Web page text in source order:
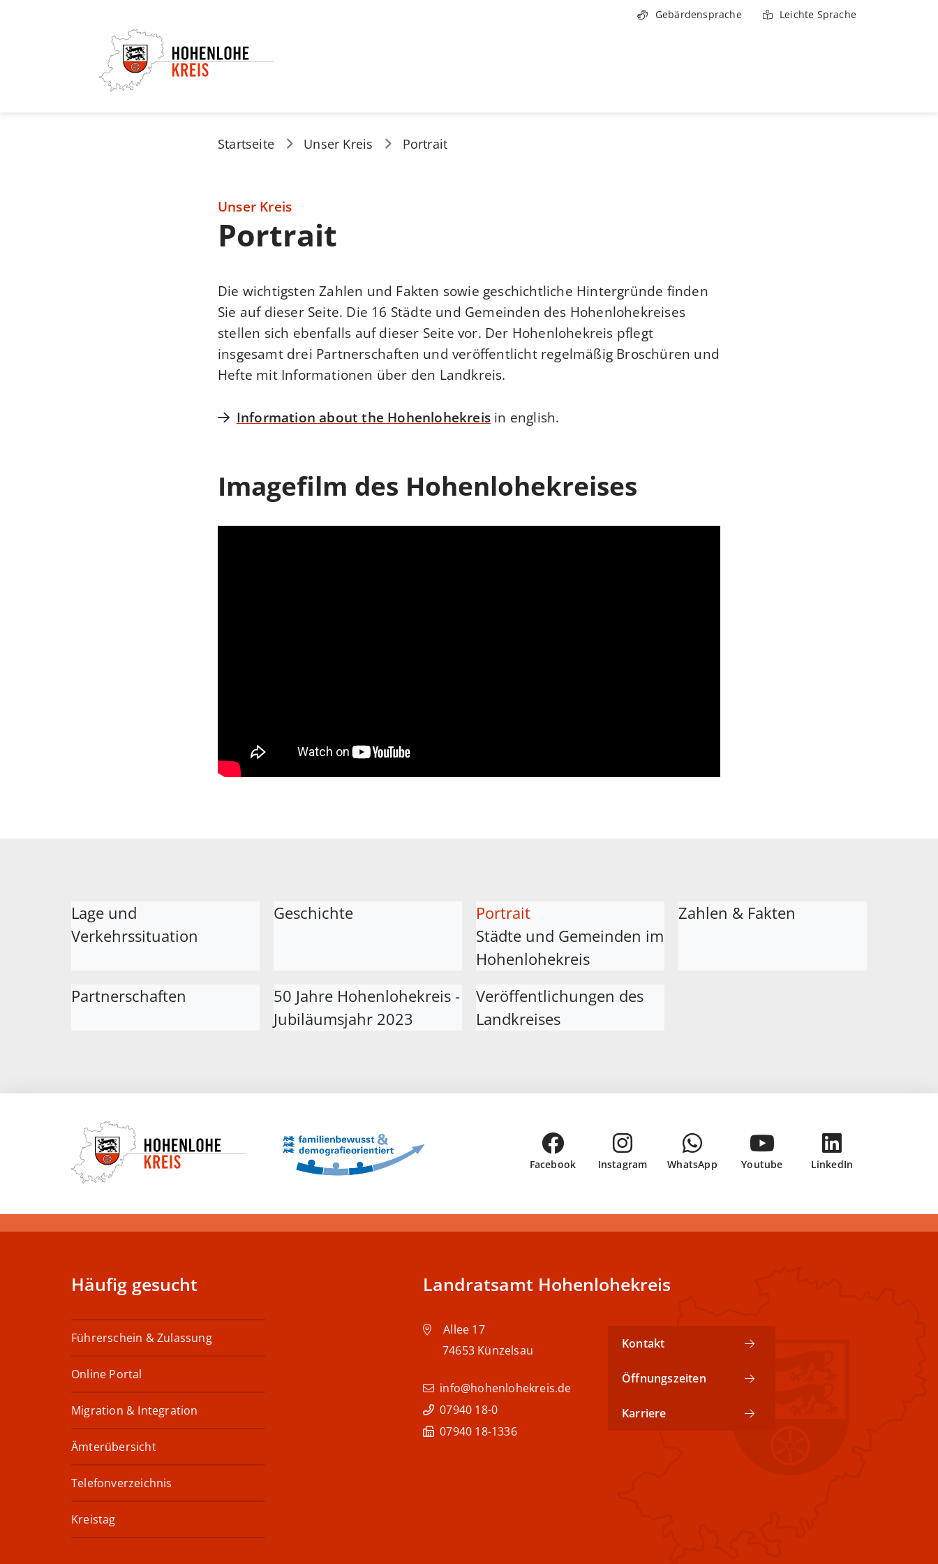
Gebärdensprache Leichte Sprache
Startseite Unser Kreis Portrait
Unser Kreis
Portrait
Die wichtigsten Zahlen und Fakten sowie geschichtliche Hintergründe finden
Sie auf dieser Seite. Die 16 Städte und Gemeinden des Hohenlohekreises
stellen sich ebenfalls auf dieser Seite vor. Der Hohenlohekreis pflegt
insgesamt drei Partnerschaften und veröffentlicht regelmäßig Broschüren und
Hefte mit Informationen über den Landkreis.
Information about the Hohenlohekreis in english.
Imagefilm des Hohenlohekreises
Lage und
Verkehrssituation
Geschichte
Portrait
Städte und Gemeinden im
Hohenlohekreis
Zahlen & Fakten
Partnerschaften
50 Jahre Hohenlohekreis -
Jubiläumsjahr 2023
Veröffentlichungen des
Landkreises
Facebook Instagram WhatsApp Youtube LinkedIn
Häufig gesucht
Führerschein & Zulassung
Online Portal
Migration & Integration
Ämterübersicht
Telefonverzeichnis
Kreistag
Landratsamt Hohenlohekreis
Allee 17
74653 Künzelsau
info@hohenlohekreis.de
07940 18-0
07940 18-1336
Kontakt
Öffnungszeiten
Karriere